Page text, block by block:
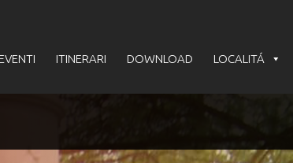
EVENTI ITINERARI DOWNLOAD LOCALITÁ